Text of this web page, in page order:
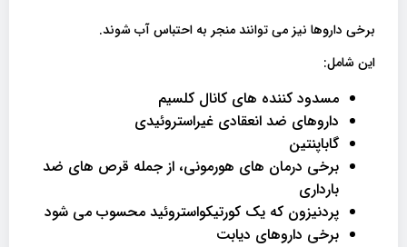
برخی داروها نیز می توانند منجر به احتباس آب شوند.
این شامل:
مسدود کننده های کانال کلسیم
داروهای ضد انعقادی غیراستروئیدی
گاباپنتین
برخی درمان های هورمونی، از جمله قرص های ضد
بارداری
پردنیزون که یک کورتیکواستروئید محسوب می شود
برخی داروهای دیابت